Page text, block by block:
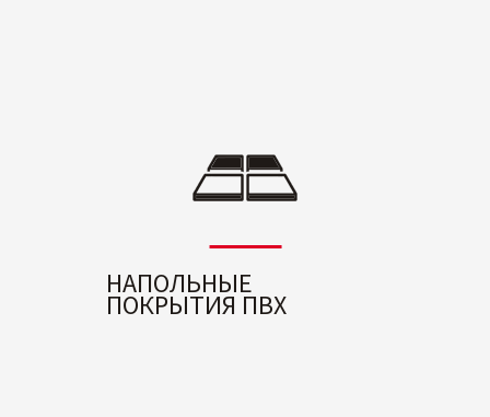
НАПОЛЬНЫЕ
ПОКРЫТИЯ ПВХ